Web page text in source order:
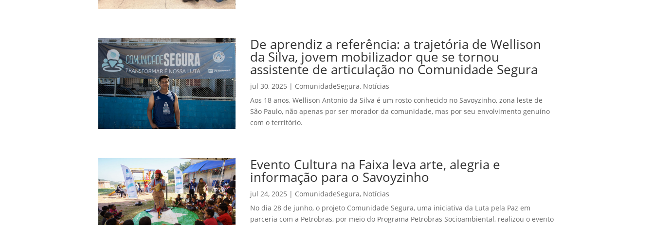
De aprendiz a referência: a trajetória de Wellison
da Silva, jovem mobilizador que se tornou
assistente de articulação no Comunidade Segura
jul 30, 2025 | ComunidadeSegura, Notícias
Aos 18 anos, Wellison Antonio da Silva é um rosto conhecido no Savoyzinho, zona leste de
São Paulo, não apenas por ser morador da comunidade, mas por seu envolvimento genuíno
com o território.
Evento Cultura na Faixa leva arte, alegria e
informação para o Savoyzinho
jul 24, 2025 | ComunidadeSegura, Notícias
No dia 28 de junho, o projeto Comunidade Segura, uma iniciativa da Luta pela Paz em
parceria com a Petrobras, por meio do Programa Petrobras Socioambiental, realizou o evento